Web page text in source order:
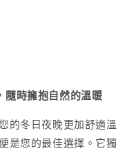
時擁抱自然的溫暖
的冬日夜晚更加舒適溫
是您的最佳選擇。它獨